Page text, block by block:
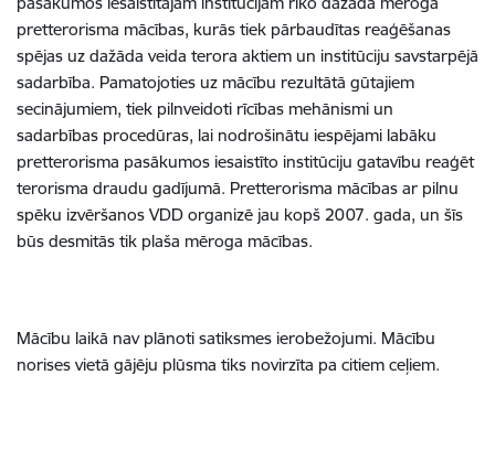
pretterorisma mācības, kurās tiek pārbaudītas reaģēšanas
spējas uz dažāda veida terora aktiem un institūciju savstarpējā
sadarbība. Pamatojoties uz mācību rezultātā gūtajiem
secinājumiem, tiek pilnveidoti rīcības mehānismi un
sadarbības procedūras, lai nodrošinātu iespējami labāku
pretterorisma pasākumos iesaistīto institūciju gatavību reaģēt
terorisma draudu gadījumā. Pretterorisma mācības ar pilnu
spēku izvēršanos VDD organizē jau kopš 2007. gada, un šīs
būs desmitās tik plaša mēroga mācības.
Mācību laikā nav plānoti satiksmes ierobežojumi. Mācību
norises vietā gājēju plūsma tiks novirzīta pa citiem ceļiem.